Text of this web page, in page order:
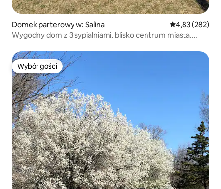
Domek parterowy w: Salina Średnia
4,83 (282)
Wygodny dom z 3 sypialniami, blisko centrum miasta.
Wybór gości
Wybór gości